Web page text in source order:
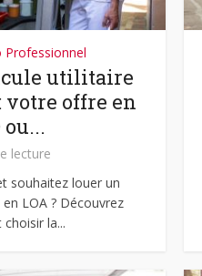
Professionnel
utilitaire
votre offre en
ou...
lecture
souhaitez louer un
LOA ? Découvrez
la...